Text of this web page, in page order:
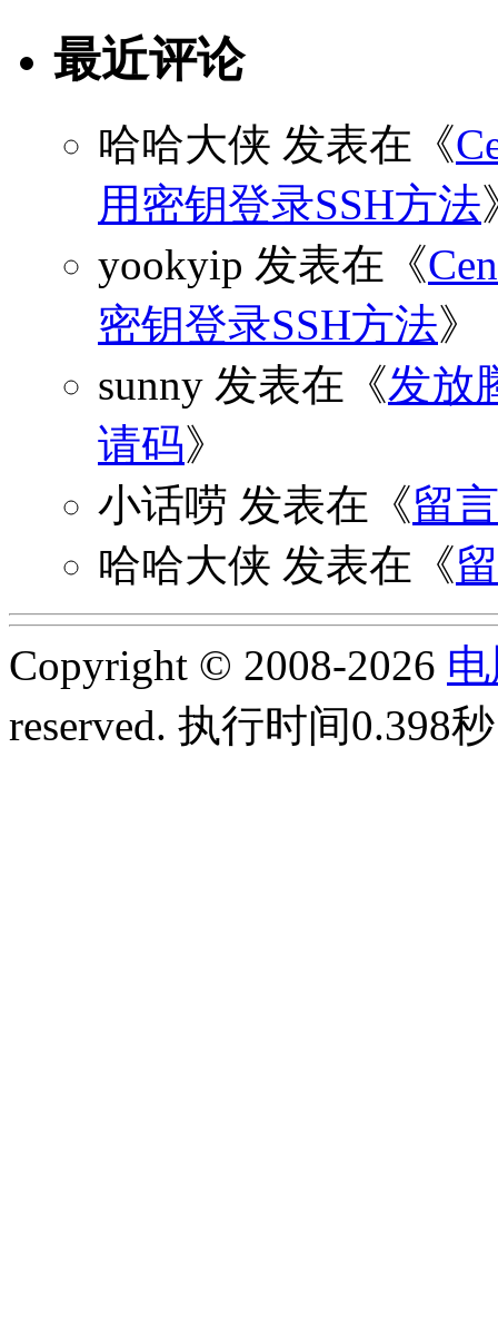
最近评论
哈哈大侠 发表在《
用密钥登录SSH方法
yookyip 发表在《
密钥登录SSH方法》
sunny 发表在《发放
请码》
小话唠 发表在《留
哈哈大侠 发表在《
Copyright © 2008-2026
reserved. 执行时间0.398秒